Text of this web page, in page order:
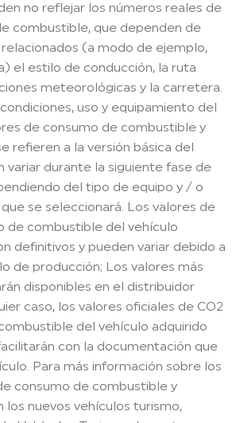
no reflejar los números reales de
combustible, que dependen de
(a modo de ejemplo,
el estilo de conducción, la ruta
meteorológicas y la carretera.
uso y equipamiento del
de consumo de combustible y
refieren a la versión básica del
variar durante la siguiente fase de
del tipo de equipo y / o
se seleccionará. Los valores de
de combustible del vehículo
definitivos y pueden variar debido a
de producción; Los valores más
disponibles en el distribuidor
caso, los valores oficiales de CO2
del vehículo adquirido
con la documentación que
Para más información sobre los
consumo de combustible y
los nuevos vehículos turismo,